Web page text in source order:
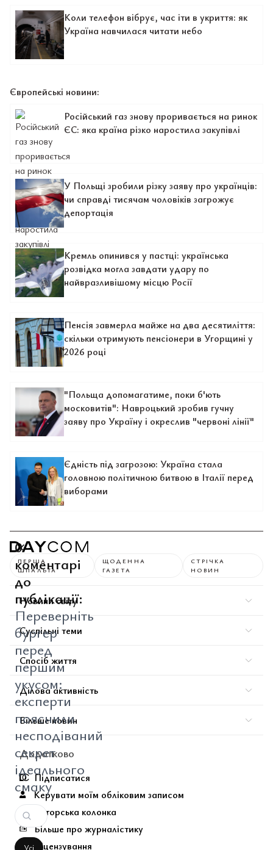
Коли телефон вібрує, час іти в укриття: як
Україна навчилася читати небо
Європейські новини:
Російський газ знову проривається на ринок
ЄС: яка країна різко наростила закупівлі
У Польщі зробили різку заяву про українців:
чи справді тисячам чоловіків загрожує
депортація
Кремль опинився у пастці: українська
розвідка могла завдати удару по
найвразливішому місцю Росії
Пенсія завмерла майже на два десятиліття:
скільки отримують пенсіонери в Угорщині у
2026 році
"Польща допомагатиме, поки б'ють
московитів": Навроцький зробив гучну
заяву про Україну і окреслив "червоні лінії"
Єдність під загрозою: Україна стала
головною політичною битвою в Італії перед
виборами
0
коментарі
до
публікації:
Переверніть
бургер
перед
першим
укусом:
експерти
пояснили
несподіваний
секрет
ідеального
смаку
Усі
ПЕРША
ШПАЛЬТА
ЩОДЕННА
ГАЗЕТА
СТРІЧКА
НОВИН
Новини світу
Суспільні теми
Спосіб життя
Ділова активність
Більше новин
Додатково
Підписатися
Керувати моїм обліковим записом
Авторська колонка
Більше про журналістику
Ліцензування